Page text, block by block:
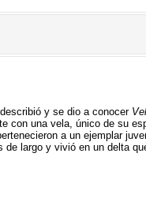
y se dio a conocer
con una vela, único de su
a un ejemplar
de largo y vivió en un delta